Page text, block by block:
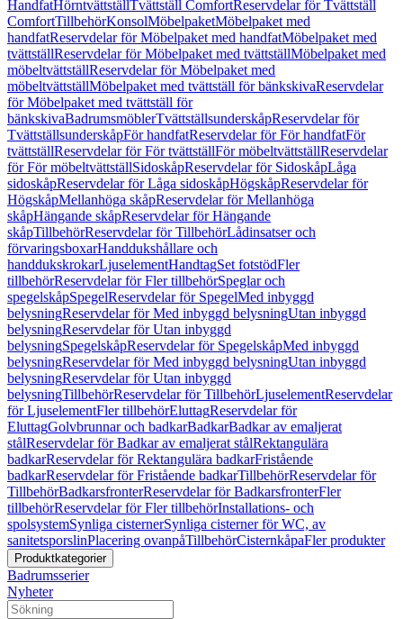
HandfatHörntvättställTvättställ ComfortReservdelar för Tvättställ
ComfortTillbehörKonsolMöbelpaketMöbelpaket med
handfatReservdelar för Möbelpaket med handfatMöbelpaket med
tvättställReservdelar för Möbelpaket med tvättställMöbelpaket med
möbeltvättställReservdelar för Möbelpaket med
möbeltvättställMöbelpaket med tvättställ för bänkskivaReservdelar
för Möbelpaket med tvättställ för
bänkskivaBadrumsmöblerTvättställsunderskåpReservdelar för
TvättställsunderskåpFör handfatReservdelar för För handfatFör
tvättställReservdelar för För tvättställFör möbeltvättställReservdelar
för För möbeltvättställSidoskåpReservdelar för SidoskåpLåga
sidoskåpReservdelar för Låga sidoskåpHögskåpReservdelar för
HögskåpMellanhöga skåpReservdelar för Mellanhöga
skåpHängande skåpReservdelar för Hängande
skåpTillbehörReservdelar för TillbehörLådinsatser och
förvaringsboxarHanddukshållare och
handdukskrokarLjuselementHandtagSet fotstödFler
tillbehörReservdelar för Fler tillbehörSpeglar och
spegelskåpSpegelReservdelar för SpegelMed inbyggd
belysningReservdelar för Med inbyggd belysningUtan inbyggd
belysningReservdelar för Utan inbyggd
belysningSpegelskåpReservdelar för SpegelskåpMed inbyggd
belysningReservdelar för Med inbyggd belysningUtan inbyggd
belysningReservdelar för Utan inbyggd
belysningTillbehörReservdelar för TillbehörLjuselementReservdelar
för LjuselementFler tillbehörEluttagReservdelar för
EluttagGolvbrunnar och badkarBadkarBadkar av emaljerat
stålReservdelar för Badkar av emaljerat stålRektangulära
badkarReservdelar för Rektangulära badkarFristående
badkarReservdelar för Fristående badkarTillbehörReservdelar för
TillbehörBadkarsfronterReservdelar för BadkarsfronterFler
tillbehörReservdelar för Fler tillbehörInstallations- och
spolsystemSynliga cisternerSynliga cisterner för WC, av
sanitetsporslinPlacering ovanpåTillbehörCisternkåpaFler produkter
Produktkategorier
Badrumsserier
Nyheter